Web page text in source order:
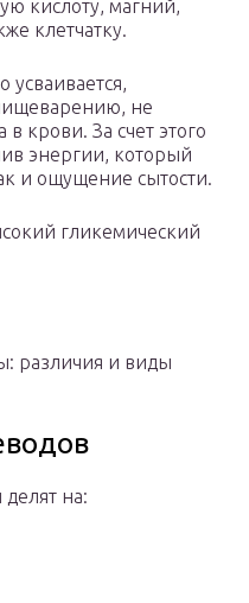
кислоту, магний,
клетчатку.
усваивается,
не
крови. За счет этого
энергии, который
и ощущение сытости.
гликемический
различия и виды
на: